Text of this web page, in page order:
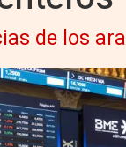
de los
de la Bolsa de Madrid, a
Finanzas
19:23